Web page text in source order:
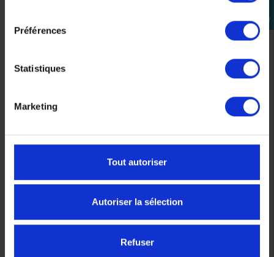
Préférences
Statistiques
Marketing
Tout autoriser
Autoriser la sélection
Refuser
connecter
PERFTEC
plaquettes de
frein pour moto et
scooter